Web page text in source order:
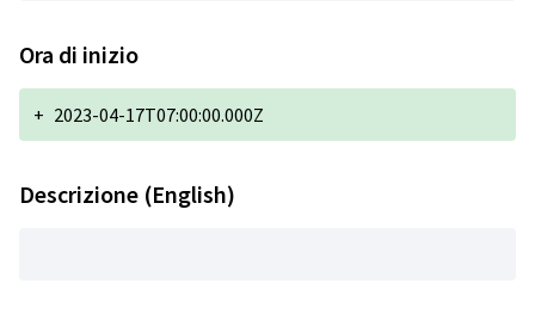
Ora di inizio
+ 2023-04-17T07:00:00.000Z
Descrizione (English)